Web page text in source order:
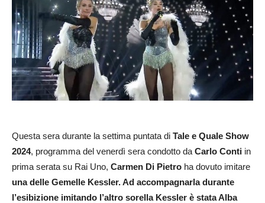
Questa sera durante la settima puntata di Tale e Quale Show
2024, programma del venerdì sera condotto da Carlo Conti in
prima serata su Rai Uno, Carmen Di Pietro ha dovuto imitare
una delle Gemelle Kessler. Ad accompagnarla durante
l’esibizione imitando l’altro sorella Kessler è stata Alba